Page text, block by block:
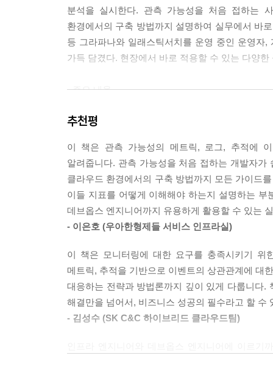
오픈텔레메트리 컬렉터는 다양한 형식의 메트릭
템으로 내보낸다. 데이터 모델은 자동으로 속성
능이나 의미의 손실 없이 프로메테우스 원격 쓰기
분석을 실시한다. 관측 가능성을 처음 접하는
환경에서의 구축 방법까지 설명하여 실무에서 바
등 그라파나와 일래스틱서치를 운영 중인 운영자
가득 담겼다. 현장에서 바로 적용할 수 있는 다양
· 주요 내용
-프로메테우스 생태계 이해와 타노스 소개
-그라파나와 오픈서치 기반으로 개발된 예제 실습
-오픈텔레메트리를 활용한 관측 가능성
-AIOps와 운영 자동화 개념과 전망
추천평
이 책은 관측 가능성의 메트릭, 로그, 추적에
알려줍니다. 관측 가능성을 처음 접하는 개발자
클라우드 환경에서의 구축 방법까지 모든 가이드
이들 지표를 어떻게 이해해야 하는지 설명하는
데브옵스 엔지니어까지 유용하게 활용할 수 있는
- 이은호 (우아한형제들 서비스 인프라실)
이 책은 모니터링에 대한 요구를 충족시키기 위
메트릭, 추적을 기반으로 이벤트의 상관관계에 대
대응하는 전략과 방법론까지 깊이 있게 다룹니다
해결만을 넘어서, 비즈니스 성공의 필수라고 할
- 김성수 (SK C&C 하이브리드 클라우드팀)